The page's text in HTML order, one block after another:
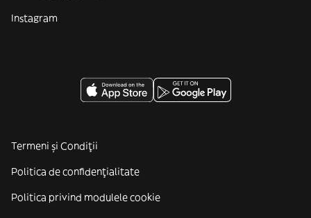
Instagram
Termeni și Condiții
Politica de confidenţialitate
Politica privind modulele cookie